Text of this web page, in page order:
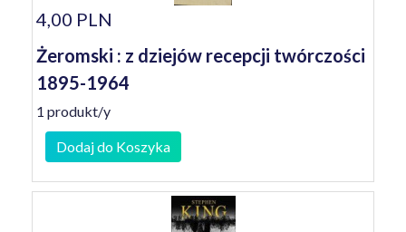
4,00 PLN
Żeromski : z dziejów recepcji twórczości
1895-1964
1 produkt/y
Dodaj do Koszyka